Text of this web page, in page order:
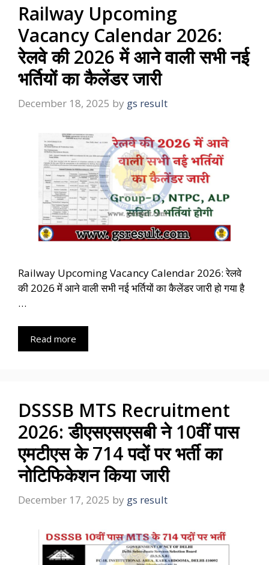
Railway Upcoming
Vacancy Calendar 2026:
रेलवे की 2026 में आने वाली सभी नई
भर्तियों का कैलेंडर जारी
December 18, 2025 by gs result
Railway Upcoming Vacancy Calendar 2026: रेलवे
की 2026 में आने वाली सभी नई भर्तियों का कैलेंडर जारी हो गया है
…
Read more
DSSSB MTS Recruitment
2026: डीएसएसएसबी ने 10वीं पास
एमटीएस के 714 पदों पर भर्ती का
नोटिफिकेशन किया जारी
December 17, 2025 by gs result